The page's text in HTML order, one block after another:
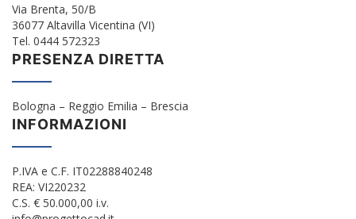
Via Brenta, 50/B
36077 Altavilla Vicentina (VI)
Tel. 0444 572323
PRESENZA DIRETTA
Bologna – Reggio Emilia – Brescia
INFORMAZIONI
P.IVA e C.F. IT02288840248
REA: VI220232
C.S. € 50.000,00 i.v.